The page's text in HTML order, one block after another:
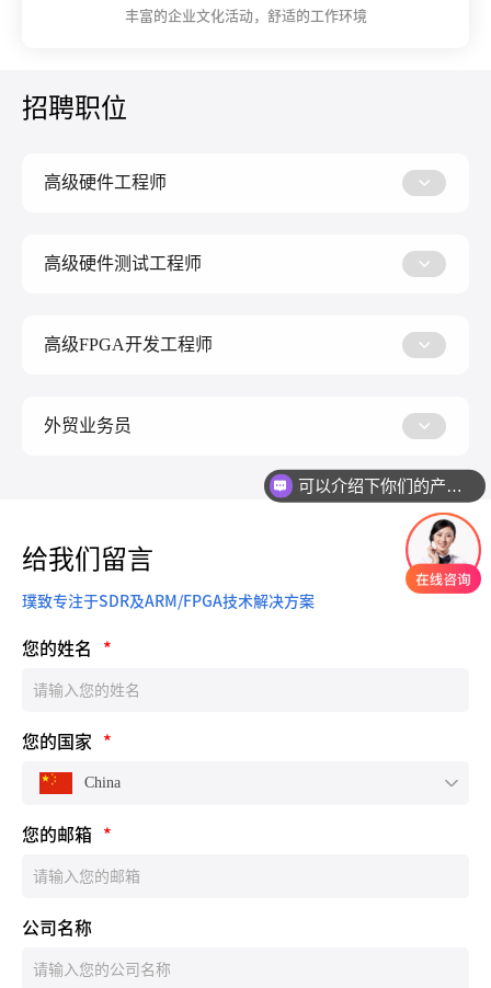
丰富的企业文化活动，舒适的工作环境
招聘职位
高级硬件工程师
高级硬件测试工程师
高级FPGA开发工程师
外贸业务员
给我们留言
璞致专注于SDR及ARM/FPGA技术解决方案
您的姓名 *
您的国家 *
China
您的邮箱 *
公司名称
可以介绍下你们的产品么